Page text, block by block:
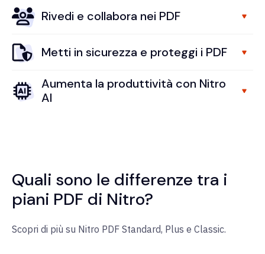
Rivedi e collabora nei PDF
Metti in sicurezza e proteggi i PDF
Aumenta la produttività con Nitro
AI
Quali sono le differenze tra i
piani PDF di Nitro?
Scopri di più su Nitro PDF Standard, Plus e Classic.